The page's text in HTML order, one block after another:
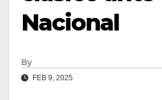
Nacional
By
FEB 9, 2025